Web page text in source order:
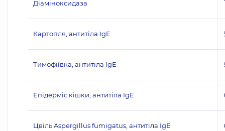
Діаміноксидаза
Картопля, антитіла IgE
Тимофіївка, антитіла IgE
Епідерміс кішки, антитіла IgE
Цвіль Aspergillus fumigatus, антитіла IgE